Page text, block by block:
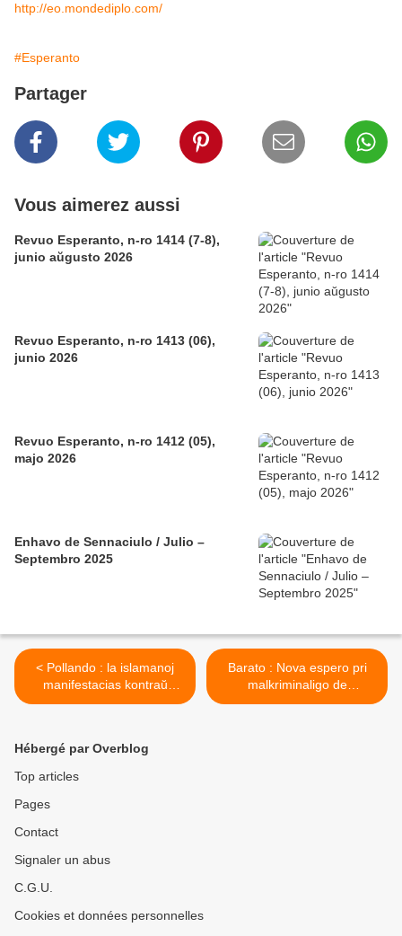
http://eo.mondediplo.com/
#Esperanto
Partager
Vous aimerez aussi
Revuo Esperanto, n-ro 1414 (7-8),
junio aŭgusto 2026
Revuo Esperanto, n-ro 1413 (06),
junio 2026
Revuo Esperanto, n-ro 1412 (05),
majo 2026
Enhavo de Sennaciulo / Julio –
Septembro 2025
< Pollando : la islamanoj
manifestacias kontraŭ
terorismo kaj rasismo
Barato : Nova espero pri
malkriminaligo de
samseksemo >
Hébergé par Overblog
Top articles
Pages
Contact
Signaler un abus
C.G.U.
Cookies et données personnelles